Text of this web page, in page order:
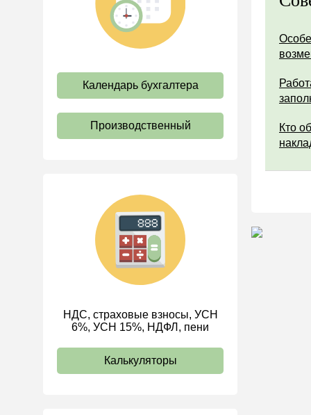
труда
Отпуск и время отдыха
Ответственность и
взыскания
Пенсии
должностные инструкции
Трудовые книжки
Кадровые документы и
образцы
Персональные данные
ИП
Календарь бухгалтера
Производственный
НДС, страховые взносы, УСН
6%, УСН 15%, НДФЛ, пени
Калькуляторы
Кто